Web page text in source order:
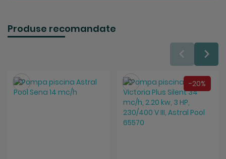
Produse recomandate
Salveaza -20%
Salveaza